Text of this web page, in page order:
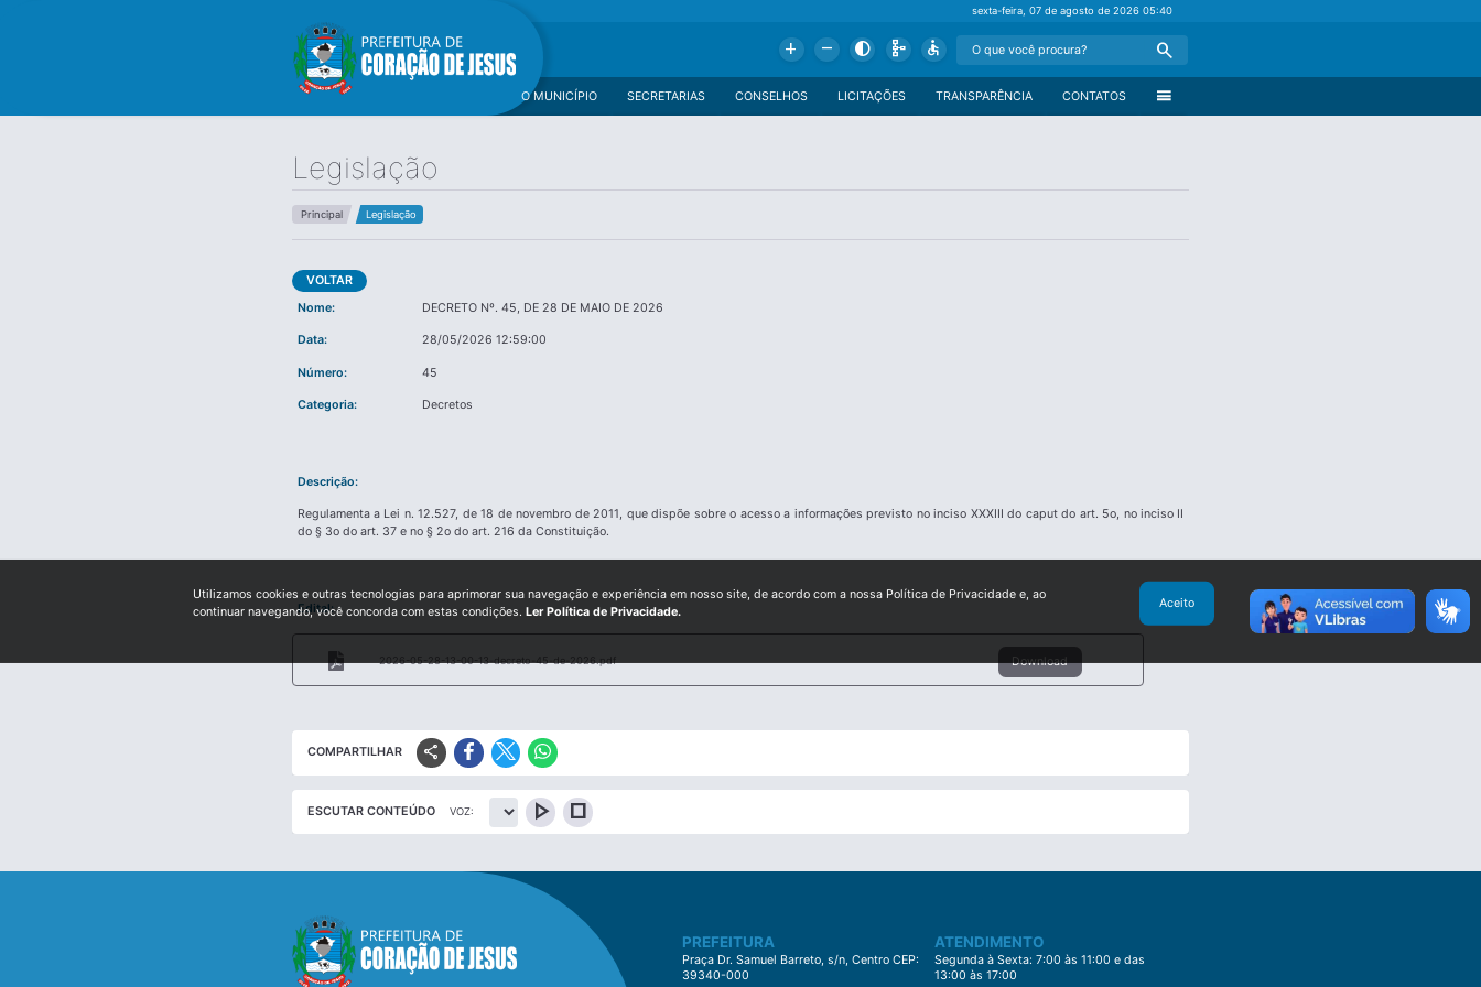
sexta-feira, 07 de agosto de 202605:40
Add Remove Contrast Schema Accessible Search
menu
CONTATOS
TRANSPARÊNCIA
LICITAÇÕES
CONSELHOS
SECRETARIAS
O MUNICÍPIO
Legislação
Principal Legislação
VOLTAR
Nome:
DECRETO Nº. 45, DE 28 DE MAIO DE 2026
Data: 28/05/2026 12:59:00
Número: 45
Categoria: Decretos
Descrição:
Regulamenta a Lei n. 12.527, de 18 de novembro de 2011, que dispõe sobre o acesso a informações previsto no inciso XXXIII do caput do art. 5o, no inciso II
do § 3o do art. 37 e no § 2o do art. 216 da Constituição.
Edital:
2026-05-28-13-00-13-decreto-45-de-2026.pdf Download
COMPARTILHAR share
ESCUTAR CONTEÚDO VOZ: play_arrow stop
PREFEITURA
Praça Dr. Samuel Barreto, s/n, Centro CEP:
39340-000
ATENDIMENTO
Segunda à Sexta: 7:00 às 11:00 e das
13:00 às 17:00
Utilizamos cookies e outras tecnologias para aprimorar sua navegação e experiência em nosso site, de acordo com a nossa Política de Privacidade e, ao
continuar navegando, você concorda com estas condições. Ler Política de Privacidade.
Aceito